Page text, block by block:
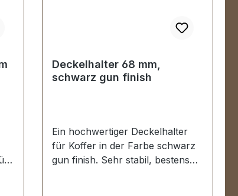
Deckelhalter 68 mm,
schwarz gun finish
Ein hochwertiger Deckelhalter
für Koffer in der Farbe schwarz
gun finish. Sehr stabil, bestens